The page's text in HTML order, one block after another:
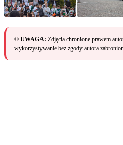
© UWAGA: Zdjęcia chronione prawem
wykorzystywanie bez zgody autora